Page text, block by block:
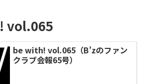
vol.065
be with! vol.065（B’zのファン
クラブ会報65号）